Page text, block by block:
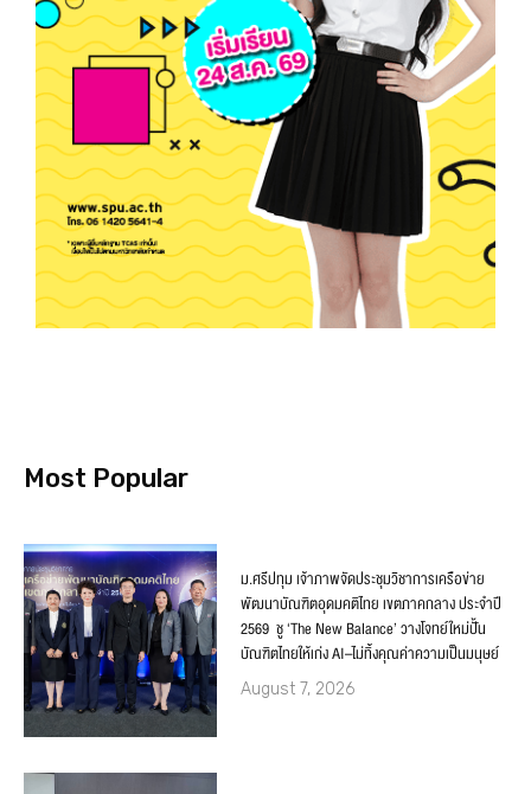
Most Popular
ม.ศรีปทุม เจ้าภาพจัดประชุมวิชาการเครือข่าย
พัฒนาบัณฑิตอุดมคติไทย เขตภาคกลาง ประจำปี
2569 ชู ‘The New Balance’ วางโจทย์ใหม่ปั้น
บัณฑิตไทยให้เก่ง AI–ไม่ทิ้งคุณค่าความเป็นมนุษย์
August 7, 2026